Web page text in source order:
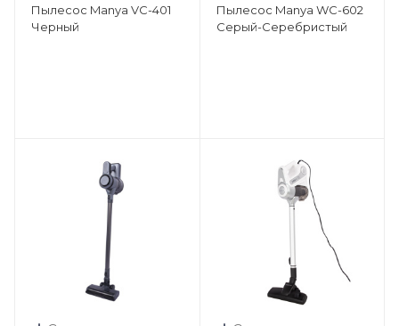
Пылесос Manya VC-401
Черный
Пылесос Manya WC-602
Серый-Серебристый